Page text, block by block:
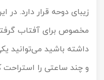
زیبای دوحه قرار دارد.
مخصوص برای آفتاب
داشته باشید می‌توانید
و چند ساعتی را استراحت